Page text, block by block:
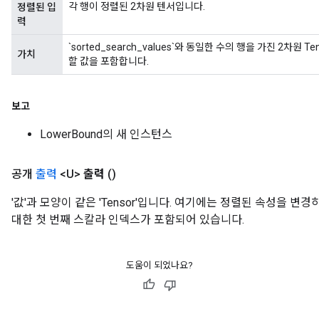
정렬된 입
력
각 행이 정렬된 2차원 텐서입니다.
가치
`sorted_search_values`와 동일한 수의 행을 가진 2차원
할 값을 포함합니다.
보고
LowerBound의 새 인스턴스
공개 출력 <U> 출력 ()
'값'과 모양이 같은 'Tensor'입니다. 여기에는 정렬된 속성을 변경
대한 첫 번째 스칼라 인덱스가 포함되어 있습니다.
도움이 되었나요?